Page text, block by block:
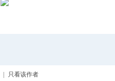
只看该作者